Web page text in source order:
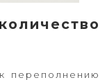
переполнению